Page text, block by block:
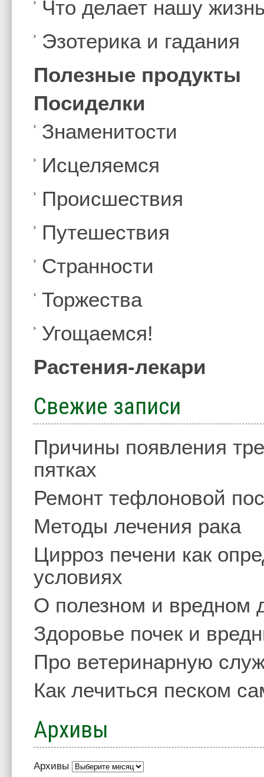
Что делает нашу
Эзотерика и гадания
Полезные продукты
Посиделки
Знаменитости
Иcцеляемся
Происшествия
Путешествия
Странности
Торжества
Угощаемся!
Растения-лекари
Свежие записи
Причины появления
пятках
Ремонт тефлоновой
Методы лечения рака
Цирроз печени как
условиях
О полезном и вредном
Здоровье почек и
Про ветеринарную
Как лечиться песком
Архивы
Архивы